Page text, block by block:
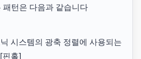
턴은 다음과 같습니다
시스템의 광축 정렬에 사용되는
핀홀]